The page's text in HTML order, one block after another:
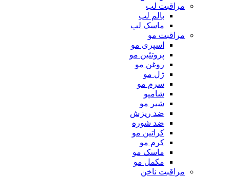
مراقبت لب
بالم لب
ماسک لب
مراقبت مو
اسپری مو
پروتئین مو
روغن مو
ژل مو
سرم مو
شامپو
شیر مو
ضد ریزش
ضد شوره
کراتین مو
کرم مو
ماسک مو
مکمل مو
مراقبت ناخن